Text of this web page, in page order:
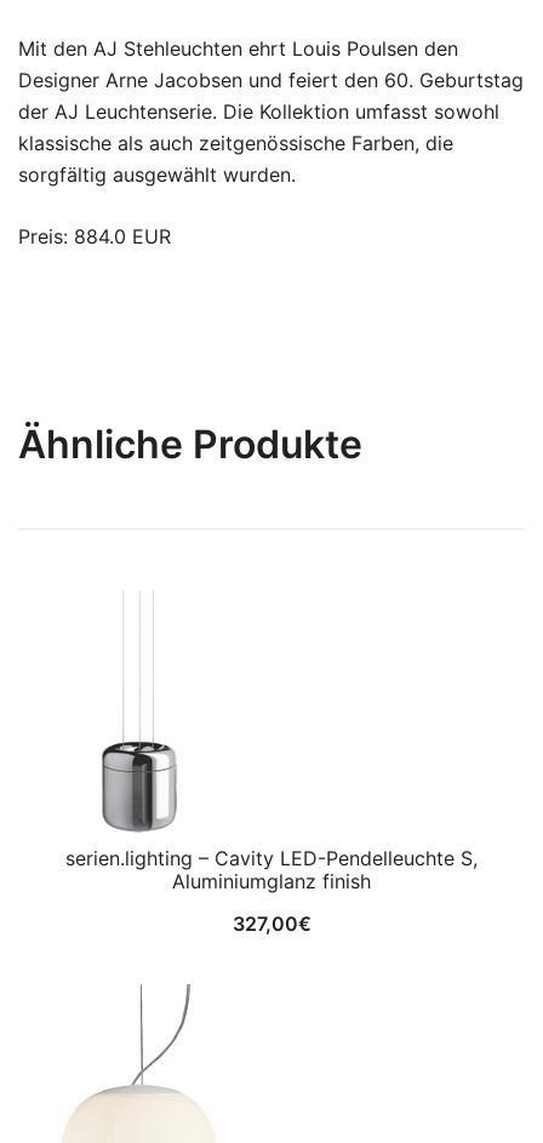
Mit den AJ Stehleuchten ehrt Louis Poulsen den
Designer Arne Jacobsen und feiert den 60. Geburtstag
der AJ Leuchtenserie. Die Kollektion umfasst sowohl
klassische als auch zeitgenössische Farben, die
sorgfältig ausgewählt wurden.
Preis: 884.0 EUR
Ähnliche Produkte
serien.lighting – Cavity LED-Pendelleuchte S,
Aluminiumglanz finish
327,00€